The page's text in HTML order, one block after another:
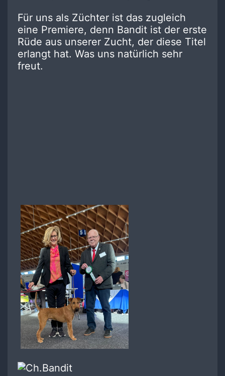
Für uns als Züchter ist das zugleich
eine Premiere, denn Bandit ist der erste
Rüde aus unserer Zucht, der diese Titel
erlangt hat. Was uns natürlich sehr
freut.